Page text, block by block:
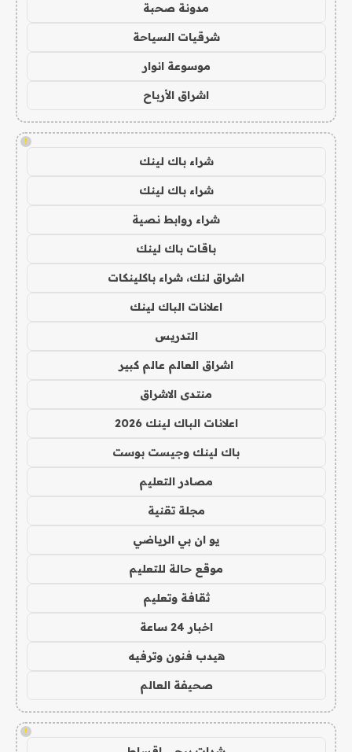
مدونة صحبة
شرقيات السياحة
موسوعة انوار
اشراق الأرباح
!
شراء باك لينك
شراء باك لينك
شراء روابط نصية
باقات باك لينك
اشراق لنك، شراء باكلينكات
اعلانات الباك لينك
التدريس
اشراق العالم عالم كبير
منتدى الاشراق
اعلانات الباك لينك 2026
باك لينك وجيست بوست
مصادر التعليم
مجلة تقنية
يو ان بي الرياضي
موقع حالة للتعليم
ثقافة وتعليم
اخبار 24 ساعة
هيدب فنون وترفيه
صحيفة العالم
!